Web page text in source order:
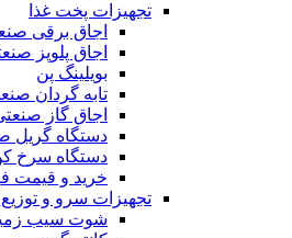
تجهیزات پخت غذا
اجاق برقی
اجاق پلوپز
بویلینگ پن
تابه گردان
اجاق گاز
دستگاه گریل
دستگاه سرخ
خرید و قیمت
تجهیزات سرو و توزیع
شوت سیب